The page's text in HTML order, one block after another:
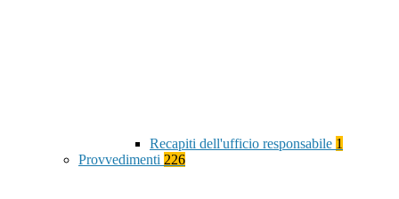
Recapiti dell'ufficio responsabile 1
Provvedimenti 226